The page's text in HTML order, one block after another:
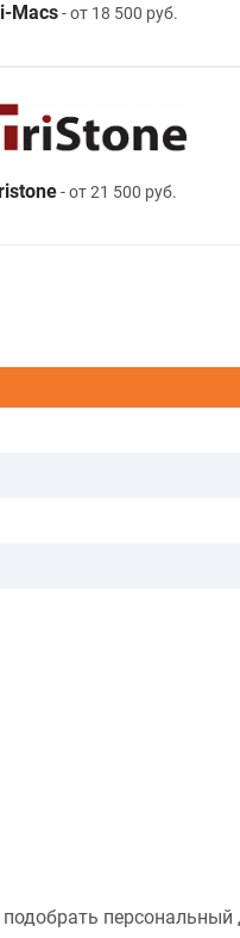
Macs- от 18 500 руб.
- от 21 500 руб.
персональный